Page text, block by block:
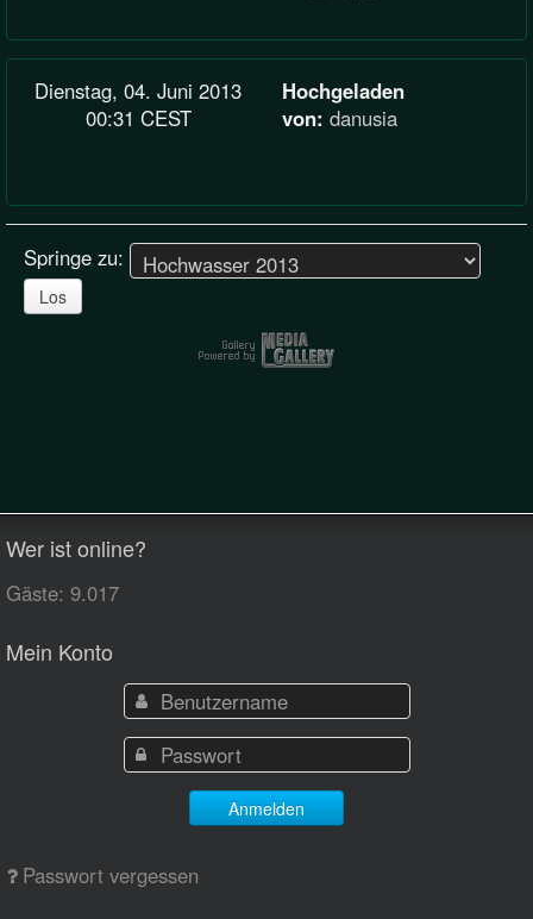
Dienstag, 04. Juni 2013
00:31 CEST
Hochgeladen
von: danusia
Springe zu:
Los
Wer ist online?
Gäste: 9.017
Mein Konto
Anmelden
Passwort vergessen